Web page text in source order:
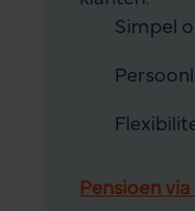
Simpel
Pensioen